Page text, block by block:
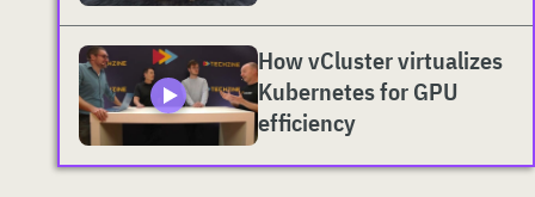
How vCluster virtualizes
Kubernetes for GPU
efficiency